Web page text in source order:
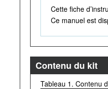
Cette fiche
Ce manuel est
Contenu du kit
Tableau 1. Contenu